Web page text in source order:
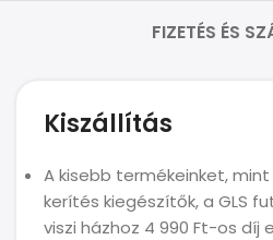
FIZETÉS ÉS
Kiszállítás
A kisebb termékeinket, mint
kerítés kiegészítők, a GLS
viszi házhoz 4 990 Ft-os díj